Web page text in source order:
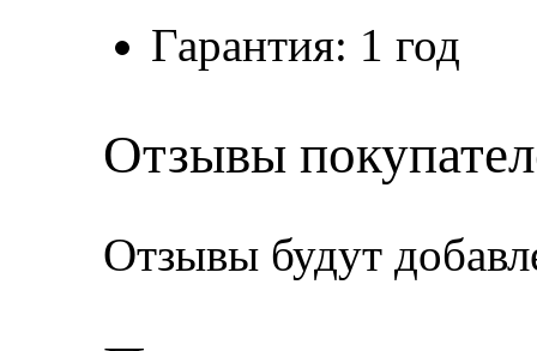
Гарантия: 1 год
Отзывы
Отзывы будут